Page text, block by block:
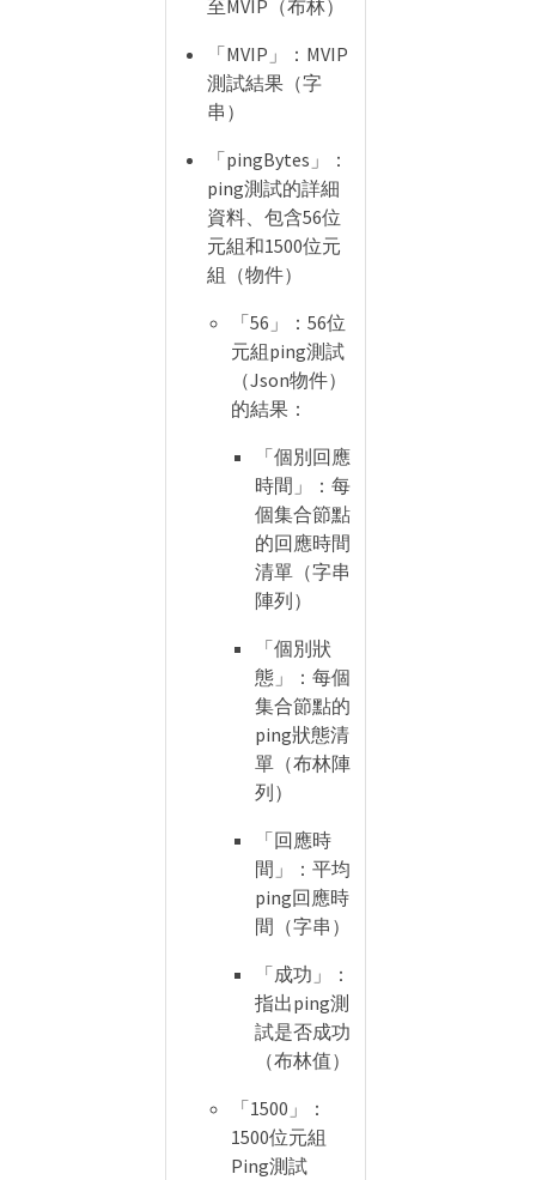
至MVIP（布林）
「MVIP」：MVIP
測試結果（字
串）
「pingBytes」：
ping測試的詳細
資料、包含56位
元組和1500位元
組（物件）
「56」：56位
元組ping測試
（Json物件）
的結果：
「個別回應
時間」：每
個集合節點
的回應時間
清單（字串
陣列）
「個別狀
態」：每個
集合節點的
ping狀態清
單（布林陣
列）
「回應時
間」：平均
ping回應時
間（字串）
「成功」：
指出ping測
試是否成功
（布林值）
「1500」：
1500位元組
Ping測試